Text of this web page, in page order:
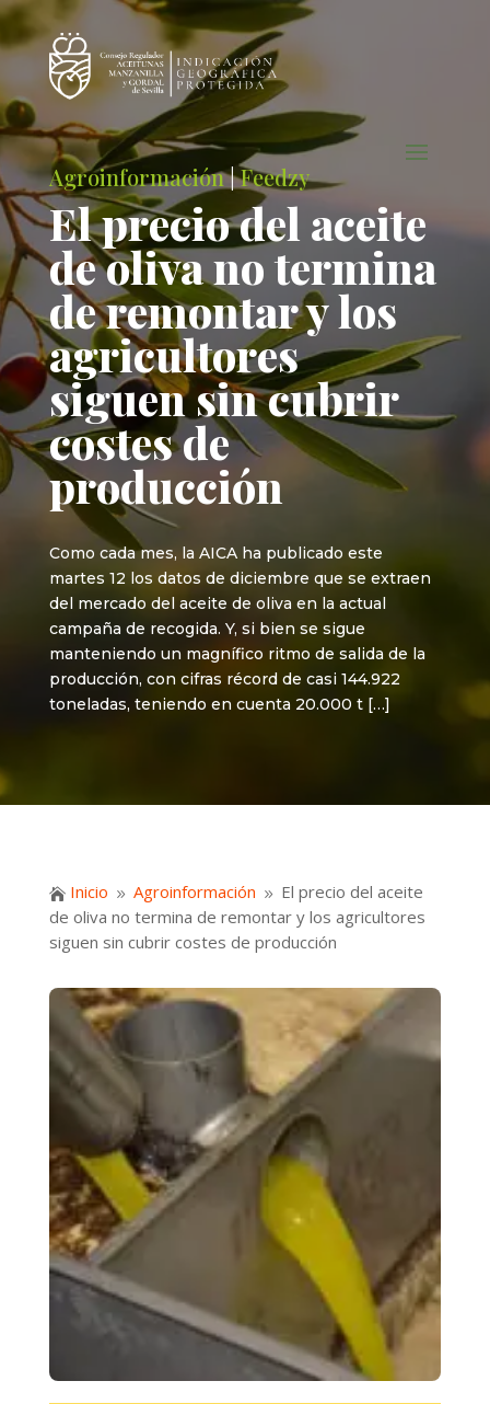
Agroinformación|Feedzy
El precio del aceite
de oliva no termina
de remontar y los
agricultores
siguen sin cubrir
costes de
producción
Como cada mes, la AICA ha publicado este
martes 12 los datos de diciembre que se extraen
del mercado del aceite de oliva en la actual
campaña de recogida. Y, si bien se sigue
manteniendo un magnífico ritmo de salida de la
producción, con cifras récord de casi 144.922
toneladas, teniendo en cuenta 20.000 t […]
 Inicio 9 Agroinformación 9 El precio del aceite
de oliva no termina de remontar y los agricultores
siguen sin cubrir costes de producción